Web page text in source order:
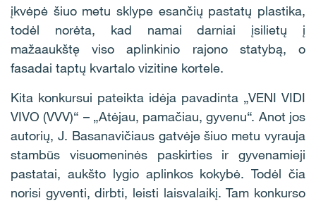
įkvėpė šiuo metu sklype esančių pastatų plastika,
todėl norėta, kad namai darniai įsilietų į
mažaaukštę viso aplinkinio rajono statybą, o
fasadai taptų kvartalo vizitine kortele.
Kita konkursui pateikta idėja pavadinta „VENI VIDI
VIVO (VVV)“ – „Atėjau, pamačiau, gyvenu“. Anot jos
autorių, J. Basanavičiaus gatvėje šiuo metu vyrauja
stambūs visuomeninės paskirties ir gyvenamieji
pastatai, aukšto lygio aplinkos kokybė. Todėl čia
norisi gyventi, dirbti, leisti laisvalaikį. Tam konkurso